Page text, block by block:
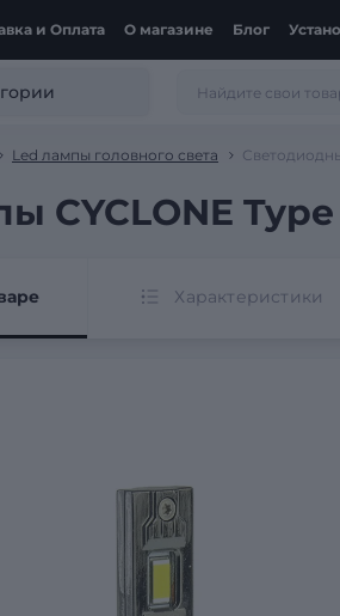
и Оплата О магазине Блог
Led лампы головного света
CYCLONE
Характеристики